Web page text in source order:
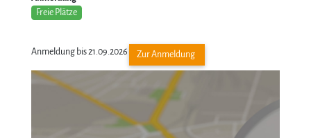
Freie Plätze
Anmeldung bis 21.09.2026 Zur Anmeldung